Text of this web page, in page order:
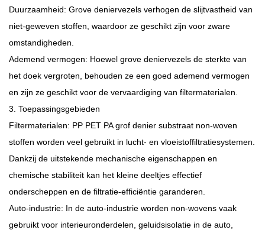
Duurzaamheid: Grove deniervezels verhogen de slijtvastheid van
niet-geweven stoffen, waardoor ze geschikt zijn voor zware
omstandigheden.
Ademend vermogen: Hoewel grove deniervezels de sterkte van
het doek vergroten, behouden ze een goed ademend vermogen
en zijn ze geschikt voor de vervaardiging van filtermaterialen.
3. Toepassingsgebieden
Filtermaterialen: PP PET PA grof denier substraat non-woven
stoffen worden veel gebruikt in lucht- en vloeistoffiltratiesystemen.
Dankzij de uitstekende mechanische eigenschappen en
chemische stabiliteit kan het kleine deeltjes effectief
onderscheppen en de filtratie-efficiëntie garanderen.
Auto-industrie: In de auto-industrie worden non-wovens vaak
gebruikt voor interieuronderdelen, geluidsisolatie in de auto,